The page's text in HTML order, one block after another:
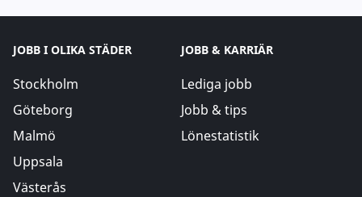
JOBB I OLIKA STÄDER
Stockholm
Göteborg
Malmö
Uppsala
Västerås
JOBB & KARRIÄR
Lediga jobb
Jobb & tips
Lönestatistik